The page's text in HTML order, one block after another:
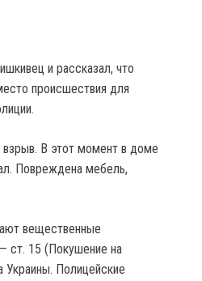
и рассказал, что
происшествия для
взрыв. В этот момент в доме
Повреждена мебель,
вещественные
ст. 15 (Покушение на
Украины. Полицейские